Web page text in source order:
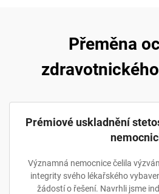
Přeměna
Prémiové uskladnění
Významná nemocnice čelila
integrity svého lékařského
žádostí o řešení. Navrhli jsme